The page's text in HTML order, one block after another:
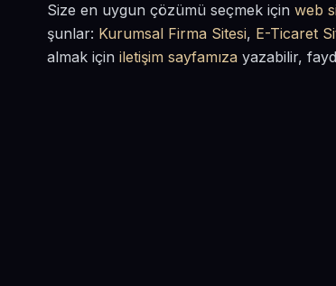
Size en uygun çözümü seçmek için web
şunlar: Kurumsal Firma Sitesi, E-Ticaret
almak için iletişim sayfamıza yazabilir,